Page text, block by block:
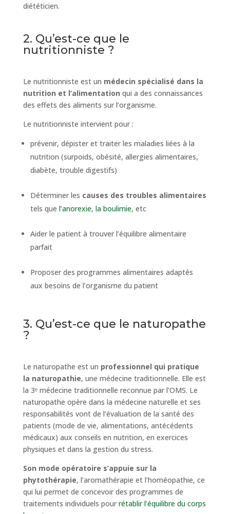
diététicien.
2. Qu’est-ce que le
nutritionniste ?
Le nutritionniste est un médecin spécialisé dans la
nutrition et l’alimentation qui a des connaissances
des effets des aliments sur l’organisme.
Le nutritionniste intervient pour :
prévenir, dépister et traiter les maladies liées à la
nutrition (surpoids, obésité, allergies alimentaires,
diabète, trouble digestifs)
Déterminer les causes des troubles alimentaires
tels que l’anorexie, la boulimie, etc
Aider le patient à trouver l’équilibre alimentaire
parfait
Proposer des programmes alimentaires adaptés
aux besoins de l’organisme du patient
3. Qu’est-ce que le naturopathe
?
Le naturopathe est un professionnel qui pratique
la naturopathie, une médecine traditionnelle. Elle est
la 3ᵉ médecine traditionnelle reconnue par l’OMS. Le
naturopathe opère dans la médecine naturelle et ses
responsabilités vont de l’évaluation de la santé des
patients (mode de vie, alimentations, antécédents
médicaux) aux conseils en nutrition, en exercices
physiques et dans la gestion du stress.
Son mode opératoire s’appuie sur la
phytothérapie, l’aromathérapie et l’homéopathie, ce
qui lui permet de concevoir des programmes de
traitements individuels pour rétablir l’équilibre du corps